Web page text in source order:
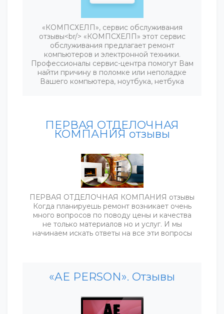
«КОМПСХЕЛП», сервис обслуживания
отзывы<br/> «КОМПСХЕЛП» этот сервис
обслуживания предлагает ремонт
компьютеров и электронной техники.
Профессионалы сервис-центра помогут Вам
найти причину в поломке или неполадке
Вашего компьютера, ноутбука, нетбука
ПЕРВАЯ ОТДЕЛОЧНАЯ
КОМПАНИЯ отзывы
ПЕРВАЯ ОТДЕЛОЧНАЯ КОМПАНИЯ отзывы
Когда планируешь ремонт возникает очень
много вопросов по поводу цены и качества
не только материалов но и услуг. И мы
начинаем искать ответы на все эти вопросы
«AE PERSON». Отзывы